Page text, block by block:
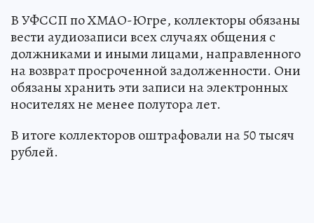
В УФССП по ХМАО-Югре, коллекторы обязаны
вести аудиозаписи всех случаях общения с
должниками и иными лицами, направленного
на возврат просроченной задолженности. Они
обязаны хранить эти записи на электронных
носителях не менее полутора лет.
В итоге коллекторов оштрафовали на 50 тысяч
рублей.